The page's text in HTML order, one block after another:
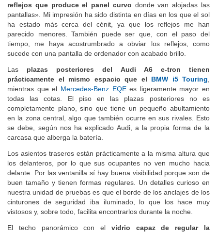
reflejos que produce el panel curvo donde van alojadas las
pantallas». Mi impresión ha sido distinta en días en los que el sol
ha estado más cerca del cénit, ya que los reflejos me han
parecido menores. También puede ser que, con el paso del
tiempo, me haya acostrumbrado a obviar los reflejos, como
sucede con una pantalla de ordenador con acabado brillo.
Las plazas posteriores del Audi A6 e-tron tienen
prácticamente el mismo espacio que el BMW i5 Touring
mientras que el Mercedes-Benz EQEes ligeramente mayor en
todas las cotas. El piso en las plazas posteriores no es
completamente plano, sino que tiene un pequeño abultamiento
en la zona central, algo que también ocurre en sus rivales. Esto
se debe, según nos ha explicado Audi, a la propia forma de la
carcasa que alberga la batería.
Los asientos traseros están prácticamente a la misma altura que
los delanteros, por lo que sus ocupantes no ven mucho hacia
delante. Por las ventanilla sí hay buena visibilidad porque son de
buen tamaño y tienen formas regulares. Un detalles curioso en
nuestra unidad de pruebas es que el borde de los anclajes de los
cinturones de seguridad iba iluminado, lo que los hace muy
vistosos y, sobre todo, facilita encontrarlos durante la noche.
El techo panorámico con el vidrio capaz de regular la